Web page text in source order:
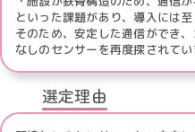
といった課題があり、導入には至
そのため、安定した通信ができ
なしのセンサーを再度探されてい
選定理由